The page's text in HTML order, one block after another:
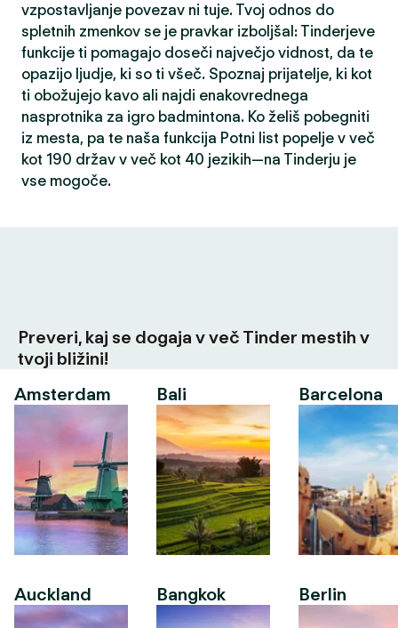
vzpostavljanje povezav ni tuje. Tvoj odnos do
spletnih zmenkov se je pravkar izboljšal: Tinderjeve
funkcije ti pomagajo doseči največjo vidnost, da te
opazijo ljudje, ki so ti všeč. Spoznaj prijatelje, ki kot
ti obožujejo kavo ali najdi enakovrednega
nasprotnika za igro badmintona. Ko želiš pobegniti
iz mesta, pa te naša funkcija Potni list popelje v več
kot 190 držav v več kot 40 jezikih—na Tinderju je
vse mogoče.
Preveri, kaj se dogaja v več Tinder mestih v
tvoji bližini!
Amsterdam
Auckland
Bali
Bangkok
Barcelona
Berlin